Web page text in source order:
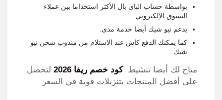
بواسطة حساب الباي بال الأكثر استخداما بين عملاء
التسوق الإلكتروني.
يدعم نيو شيك أيضا خدمة مدى.
كما يمكنك الدفع كاش عند الاستلام من مندوب شحن نيو
شيك.
متاح لك أيضا تنشيطكود خصم ريفا 2026
لتحصل
على أفضل المنتجات بتنزيلات قوية في السعر